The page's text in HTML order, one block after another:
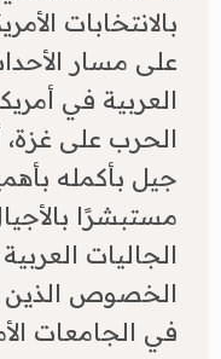
بالانتخابات
على مسار
العربية في
الحرب على
جيل بأكمله
مستبشرًا
الجاليات
الخصوص الذين
في الجامعات